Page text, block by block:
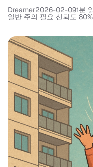
Dreamer2026-02-091분
일반 주의 필요 신뢰도 80%